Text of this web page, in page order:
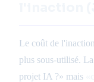
Le coût de
plus sous-utilisé.
projet IA ?» mais